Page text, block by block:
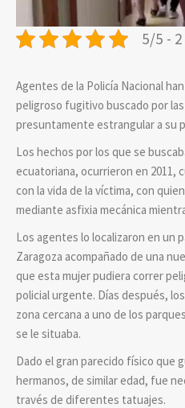
5/5 -
Agentes de la Policía Nacional
peligroso fugitivo buscado por
presuntamente estrangular a su
Los hechos por los que se
ecuatoriana, ocurrieron en 2011,
con la vida de la víctima, con
mediante asfixia mecánica
Los agentes lo localizaron en un
Zaragoza acompañado de una
que esta mujer pudiera correr
policial urgente. Días después,
zona cercana a uno de los
se le situaba.
Dado el gran parecido físico que
hermanos, de similar edad, fue
través de diferentes tatuajes.